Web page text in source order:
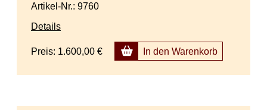
Artikel-Nr.: 9760
Details
Preis: 1.600,00 € In den Warenkorb